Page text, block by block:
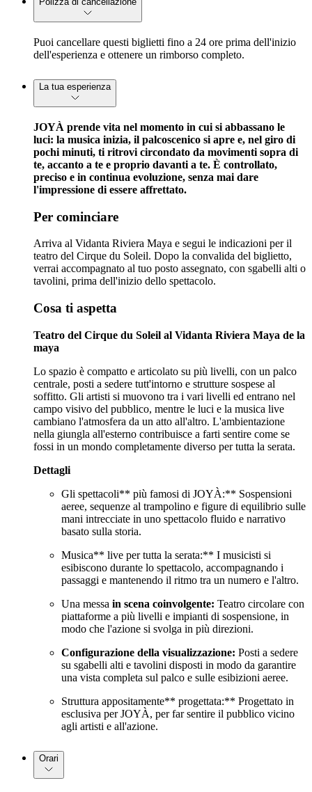
Puoi cancellare questi biglietti fino a 24 ore prima dell'inizio
dell'esperienza e ottenere un rimborso completo.
La tua esperienza
JOYÀ prende vita nel momento in cui si abbassano le
luci: la musica inizia, il palcoscenico si apre e, nel giro di
pochi minuti, ti ritrovi circondato da movimenti sopra di
te, accanto a te e proprio davanti a te. È controllato,
preciso e in continua evoluzione, senza mai dare
l'impressione di essere affrettato.
Per cominciare
Arriva al Vidanta Riviera Maya e segui le indicazioni per il
teatro del Cirque du Soleil. Dopo la convalida del biglietto,
verrai accompagnato al tuo posto assegnato, con sgabelli alti o
tavolini, prima dell'inizio dello spettacolo.
Cosa ti aspetta
Teatro del Cirque du Soleil al Vidanta Riviera Maya de la
maya
Lo spazio è compatto e articolato su più livelli, con un palco
centrale, posti a sedere tutt'intorno e strutture sospese al
soffitto. Gli artisti si muovono tra i vari livelli ed entrano nel
campo visivo del pubblico, mentre le luci e la musica live
cambiano l'atmosfera da un atto all'altro. L'ambientazione
nella giungla all'esterno contribuisce a farti sentire come se
fossi in un mondo completamente diverso per tutta la serata.
Dettagli
Gli spettacoli** più famosi di JOYÀ:** Sospensioni
aeree, sequenze al trampolino e figure di equilibrio sulle
mani intrecciate in uno spettacolo fluido e narrativo
basato sulla storia.
Musica** live per tutta la serata:** I musicisti si
esibiscono durante lo spettacolo, accompagnando i
passaggi e mantenendo il ritmo tra un numero e l'altro.
Una messa in scena coinvolgente: Teatro circolare con
piattaforme a più livelli e impianti di sospensione, in
modo che l'azione si svolga in più direzioni.
Configurazione della visualizzazione: Posti a sedere
su sgabelli alti e tavolini disposti in modo da garantire
una vista completa sul palco e sulle esibizioni aeree.
Struttura appositamente** progettata:** Progettato in
esclusiva per JOYÀ, per far sentire il pubblico vicino
agli artisti e all'azione.
Orari